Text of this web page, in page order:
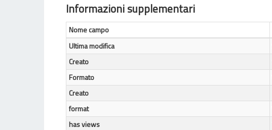
Informazioni supplementari
Nome campo
Ultima modifica
Creato
Formato
Creato
format
has views